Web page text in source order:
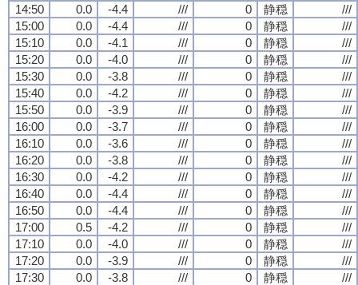
14:50 0.0 -4.4 /// 0 静穏
///
15:00
0.0 -4.4 /// 0 静穏
///
15:10
0.0 -4.1 /// 0 静穏
///
15:20
0.0 -4.0 /// 0 静穏
///
15:30
0.0 -3.8 /// 0 静穏
///
15:40
0.0 -4.2 /// 0 静穏
///
15:50
0.0 -3.9 /// 0 静穏
///
16:00
0.0 -3.7 /// 0 静穏
///
16:10
0.0 -3.6 /// 0 静穏
///
16:20
0.0 -3.8 /// 0 静穏
///
16:30
0.0 -4.2 /// 0 静穏
///
16:40
0.0 -4.4 /// 0 静穏
///
16:50
0.0 -4.4 /// 0 静穏
///
17:00
0.5 -4.2 /// 0 静穏
///
17:10
0.0 -4.0 /// 0 静穏
///
17:20
0.0 -3.9 /// 0 静穏
///
17:30
0.0 -3.8 /// 0 静穏
///